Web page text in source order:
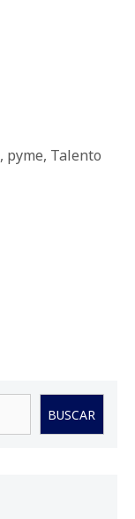
, pyme, Talento
BUSCAR